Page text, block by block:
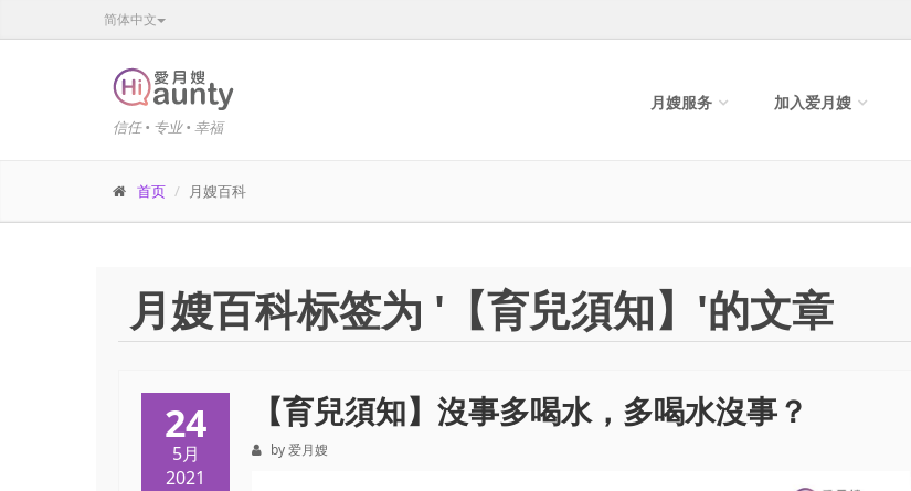
简体中文
信任 • 专业 • 幸福
月嫂服务 加入爱月嫂
首页 月嫂百科
月嫂百科标签为 '【育兒須知】'的文章
24
5月
2021
【育兒須知】沒事多喝水，多喝水沒事？
by 爱月嫂